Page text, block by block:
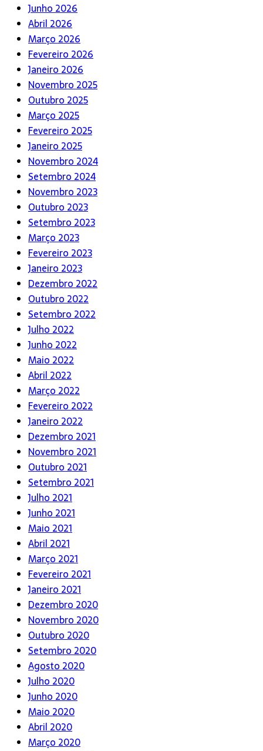
Junho 2026
Abril 2026
Março 2026
Fevereiro 2026
Janeiro 2026
Novembro 2025
Outubro 2025
Março 2025
Fevereiro 2025
Janeiro 2025
Novembro 2024
Setembro 2024
Novembro 2023
Outubro 2023
Setembro 2023
Março 2023
Fevereiro 2023
Janeiro 2023
Dezembro 2022
Outubro 2022
Setembro 2022
Julho 2022
Junho 2022
Maio 2022
Abril 2022
Março 2022
Fevereiro 2022
Janeiro 2022
Dezembro 2021
Novembro 2021
Outubro 2021
Setembro 2021
Julho 2021
Junho 2021
Maio 2021
Abril 2021
Março 2021
Fevereiro 2021
Janeiro 2021
Dezembro 2020
Novembro 2020
Outubro 2020
Setembro 2020
Agosto 2020
Julho 2020
Junho 2020
Maio 2020
Abril 2020
Março 2020